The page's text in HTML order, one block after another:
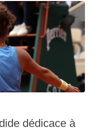
dédicace à